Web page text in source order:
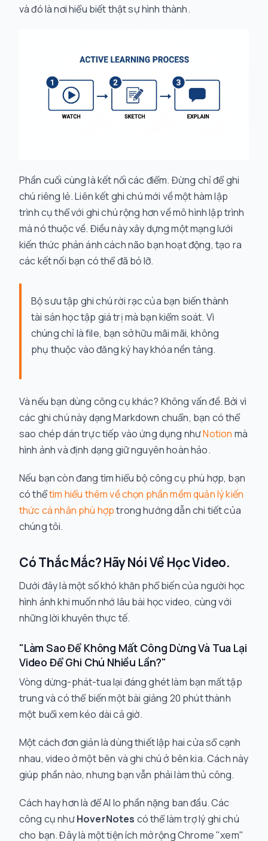
và đó là nơi hiểu biết thật sự hình thành.
Phần cuối cùng là kết nối các điểm. Đừng chỉ để ghi
chú riêng lẻ. Liên kết ghi chú mới về một hàm lập
trình cụ thể với ghi chú rộng hơn về mô hình lập trình
mà nó thuộc về. Điều này xây dựng một mạng lưới
kiến thức phản ánh cách não bạn hoạt động, tạo ra
các kết nối bạn có thể đã bỏ lỡ.
Bộ sưu tập ghi chú rời rạc của bạn biến thành
tài sản học tập giá trị mà bạn kiểm soát. Vì
chúng chỉ là file, bạn sở hữu mãi mãi, không
phụ thuộc vào đăng ký hay khóa nền tảng.
Và nếu bạn dùng công cụ khác? Không vấn đề. Bởi vì
các ghi chú này dạng Markdown chuẩn, bạn có thể
sao chép dán trực tiếp vào ứng dụng nhưNotion mà
hình ảnh và định dạng giữ nguyên hoàn hảo.
Nếu bạn còn đang tìm hiểu bộ công cụ phù hợp, bạn
có thểtìm hiểu thêm về chọn phần mềm quản lý kiến
thức cá nhân phù hợptrong hướng dẫn chi tiết của
chúng tôi.
Có Thắc Mắc? Hãy Nói Về Học Video.
Dưới đây là một số khó khăn phổ biến của người học
hình ảnh khi muốn nhớ lâu bài học video, cùng với
những lời khuyên thực tế.
"Làm Sao Để Không Mất Công Dừng Và Tua Lại
Video Để Ghi Chú Nhiều Lần?"
Vòng dừng-phát-tua lại đáng ghét làm bạn mất tập
trung và có thể biến một bài giảng 20 phút thành
một buổi xem kéo dài cả giờ.
Một cách đơn giản là dùng thiết lập hai cửa sổ cạnh
nhau, video ở một bên và ghi chú ở bên kia. Cách này
giúp phần nào, nhưng bạn vẫn phải làm thủ công.
Cách hay hơn là để AI lo phần nặng ban đầu. Các
công cụ nhưHoverNotes có thể làm trợ lý ghi chú
cho bạn. Đây là một tiện ích mở rộng Chrome "xem"